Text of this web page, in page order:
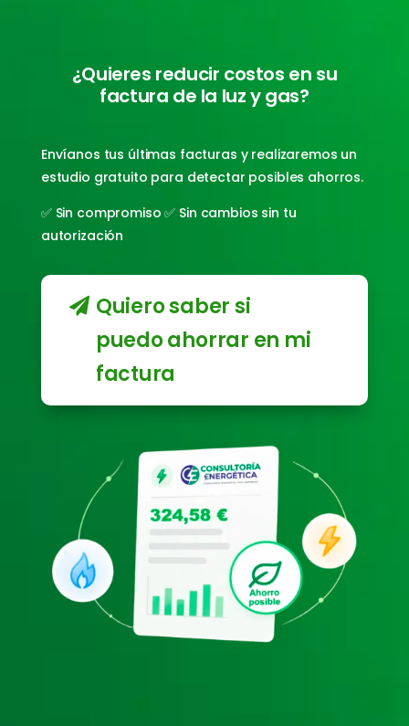
¿Quieres reducir costos en su
factura de la luz y gas?
Envíanos tus últimas facturas y realizaremos un
estudio gratuito para detectar posibles ahorros.
✅ Sin compromiso ✅ Sin cambios sin tu
autorización
Quiero saber si
puedo ahorrar en mi
factura